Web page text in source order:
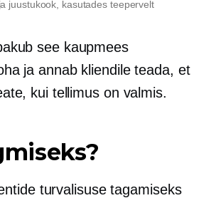
juustukook, kasutades teepervelt
see kaupmees
ja annab kliendile teada, et
kui tellimus on valmis.
turvalisuse tagamiseks